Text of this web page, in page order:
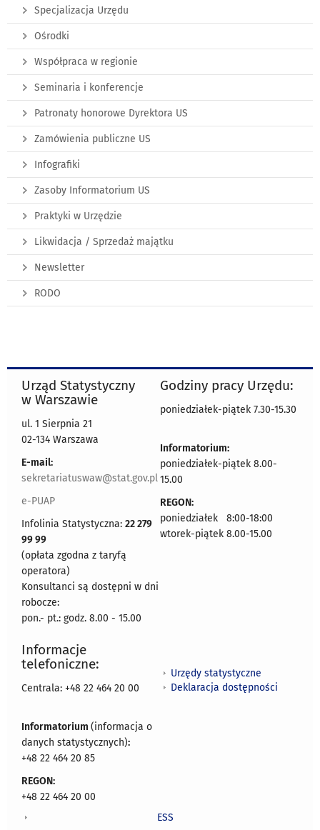
Specjalizacja Urzędu
Ośrodki
Współpraca w regionie
Seminaria i konferencje
Patronaty honorowe Dyrektora US
Zamówienia publiczne US
Infografiki
Zasoby Informatorium US
Praktyki w Urzędzie
Likwidacja / Sprzedaż majątku
Newsletter
RODO
Urząd Statystyczny
w Warszawie
ul. 1 Sierpnia 21
02-134 Warszawa
E-mail:
sekretariatuswaw@stat.gov.pl
e-PUAP
Infolinia Statystyczna: 22 279
99 99
(opłata zgodna z taryfą
operatora)
Konsultanci są dostępni w dni
robocze:
pon.- pt.: godz. 8.00 - 15.00
Godziny pracy Urzędu:
poniedziałek-piątek 7.30-15.30
Informatorium:
poniedziałek-piątek 8.00-
15.00
REGON:
poniedziałek 8:00-18:00
wtorek-piątek 8.00-15.00
Informacje
telefoniczne:
Centrala: +48 22 464 20 00
Informatorium (informacja o
danych statystycznych):
+48 22 464 20 85
REGON:
+48 22 464 20 00
Urzędy statystyczne
Deklaracja dostępności
ESS